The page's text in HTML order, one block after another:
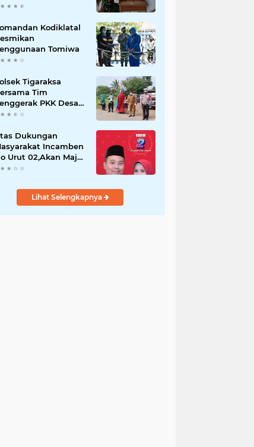
Kodiklatal
Tomiwa
Tigaraksa
Tim
PKK Desa
Bagikan
Jalan
Dukungan
Incamben
Urut 02,Akan Maju
Memajukan
Lihat Selengkapnya